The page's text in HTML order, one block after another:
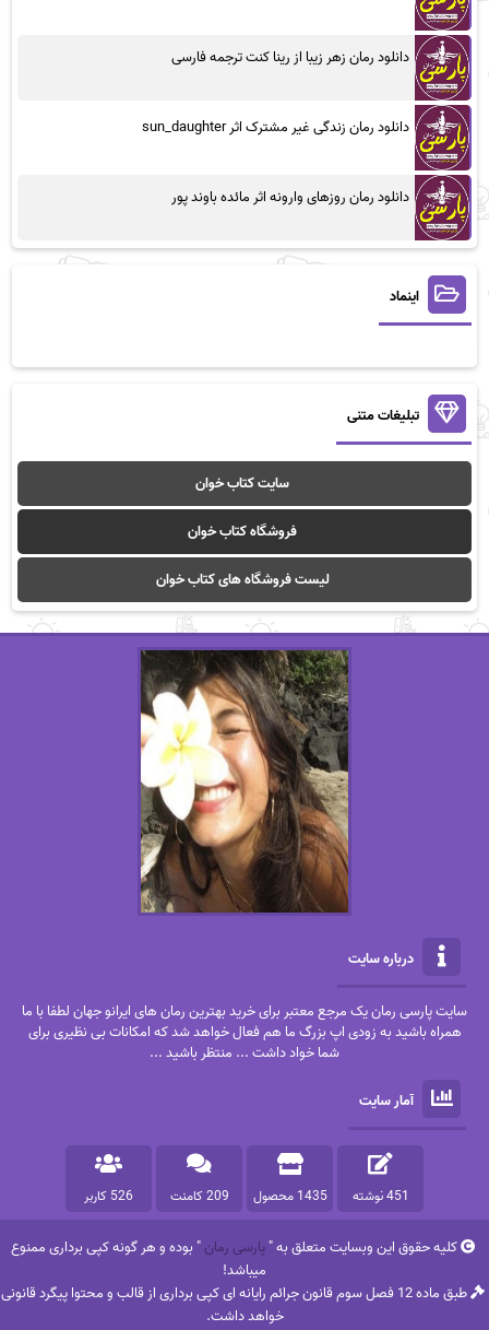
دانلود رمان زهر زیبا از رینا کنت ترجمه فارسی
دانلود رمان زندگی غیر مشترک اثر sun_daughter
دانلود رمان روزهای وارونه اثر مائده باوند پور
اینماد
تبلیغات متنی
سایت کتاب خوان
فروشگاه کتاب خوان
لیست فروشگاه های کتاب خوان
درباره سایت
سایت پارسی رمان یک مرجع معتبر برای خرید بهترین رمان های ایرانو جهان لطفا با ما
همراه باشید به زودی اپ بزرگ ما هم فعال خواهد شد که امکانات بی نظیری برای
شما خواد داشت ... منتظر باشید ...
آمار سایت
451 نوشته 1435 محصول 209 کامنت 526 کاربر
کلیه حقوق این وبسایت متعلق به "پارسی رمان" بوده و هر گونه کپی برداری ممنوع
میباشد!
طبق ماده 12 فصل سوم قانون جرائم رایانه ای کپی برداری از قالب و محتوا پیگرد قانونی
خواهد داشت.